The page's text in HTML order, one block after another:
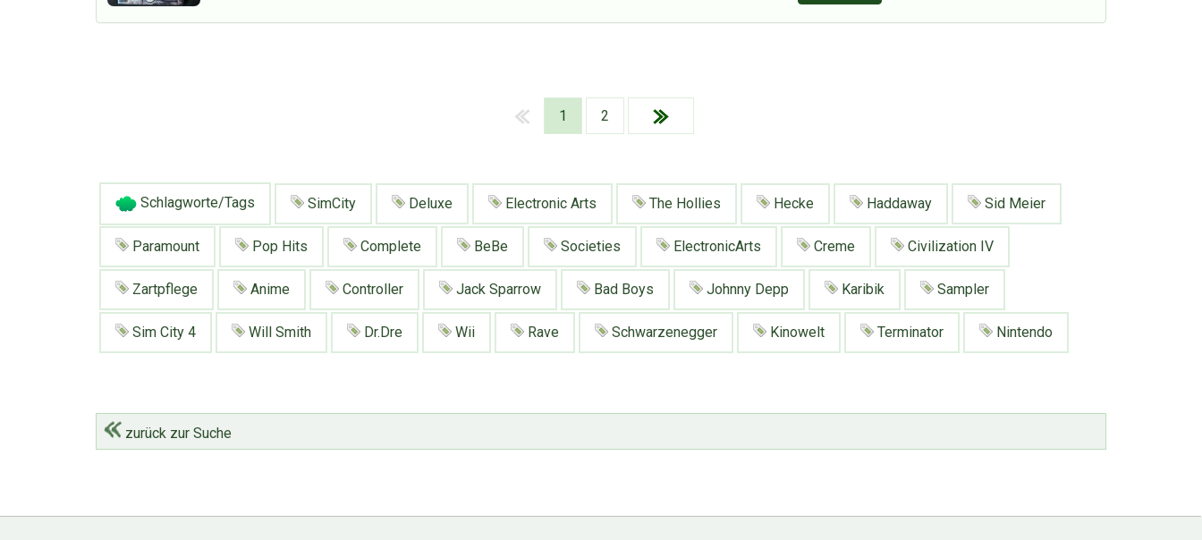
1 2
Schlagworte/Tags SimCity Deluxe Electronic Arts The Hollies Hecke Haddaway Sid Meier
Paramount Pop Hits Complete BeBe Societies ElectronicArts Creme Civilization IV
Zartpflege Anime Controller Jack Sparrow Bad Boys Johnny Depp Karibik Sampler
Sim City 4 Will Smith Dr.Dre Wii Rave Schwarzenegger Kinowelt Terminator Nintendo
zurück zur Suche